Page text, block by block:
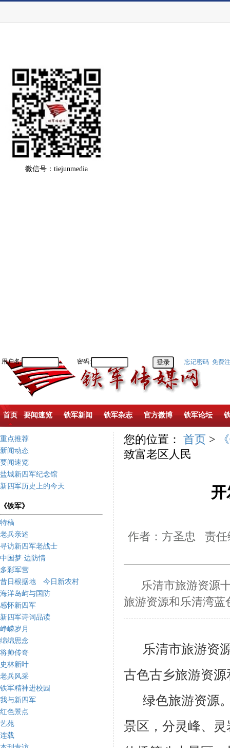
微信号：tiejunmedia
用户名: 密码: 忘记密码 免费
首页 要闻速览 铁军新闻 铁军杂志 官方微博 铁军论坛
重点推荐
新闻动态
要闻速览
盐城新四军纪念馆
新四军历史上的今天
《铁军》
特稿
老兵亲述
寻访新四军老战士
中国梦·边防情
多彩军营
昔日根据地 今日新农村
海洋岛屿与国防
感怀新四军
新四军诗词品读
峥嵘岁月
绵绵思念
将帅传奇
史林新叶
老兵风采
铁军精神进校园
我与新四军
红色景点
艺苑
连载
您的位置： 首页 >
致富老区人民
作者：方圣忠 责任
乐清市旅游资源
旅游资源和乐清湾蓝
乐清市旅游资
古色古乡旅游资
绿色旅游资源
景区，分灵峰、